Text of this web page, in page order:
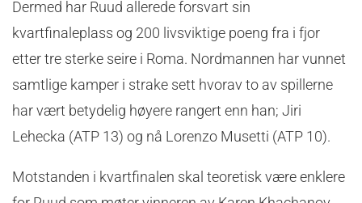
Dermed har Ruud allerede forsvart sin
kvartfinaleplass og 200 livsviktige poeng fra i fjor
etter tre sterke seire i Roma. Nordmannen har vunnet
samtlige kamper i strake sett hvorav to av spillerne
har vært betydelig høyere rangert enn han; Jiri
Lehecka (ATP 13) og nå Lorenzo Musetti (ATP 10).
Motstanden i kvartfinalen skal teoretisk være enklere